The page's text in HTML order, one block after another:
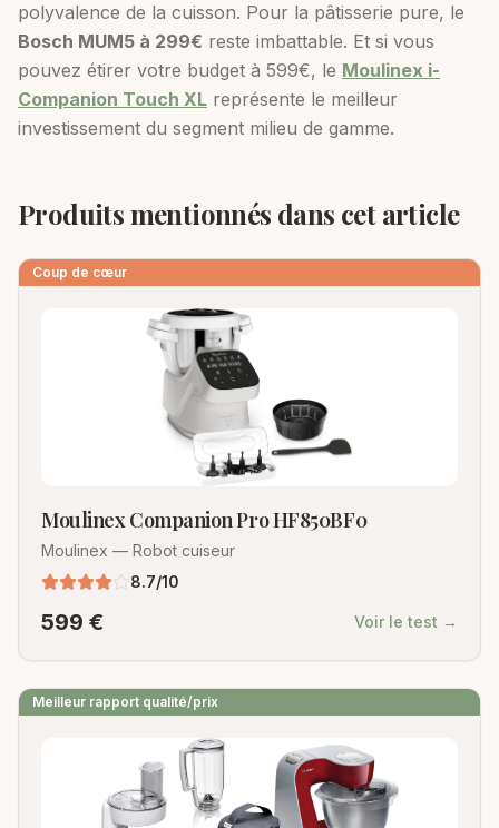
polyvalence de la cuisson. Pour la pâtisserie pure, le
Bosch MUM5 à 299€ reste imbattable. Et si vous
pouvez étirer votre budget à 599€, le Moulinex i-
Companion Touch XL représente le meilleur
investissement du segment milieu de gamme.
Produits mentionnés dans cet article
Coup de cœur
Moulinex Companion Pro HF850BF0
Moulinex — Robot cuiseur
8.7/10
599 € Voir le test →
Meilleur rapport qualité/prix